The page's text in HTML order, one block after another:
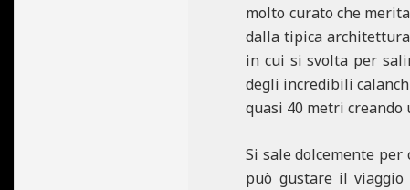
molto curato che
dalla tipica
in cui si svolta per
degli incredibili
quasi 40 metri creando
Si sale dolcemente
può gustare il